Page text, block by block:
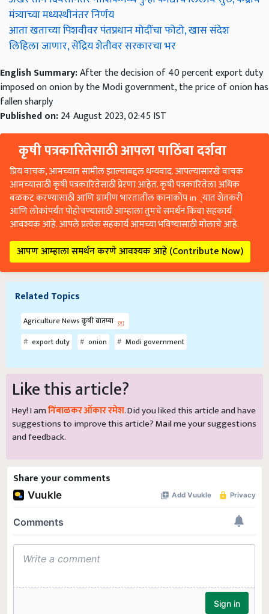
मंत्र्याच्या मध्यस्थीनंतर निर्णय
आता खताच्या पिशवीवर पंतप्रधान मोदींचा फोटो, खास संदेश
लिहिला जाणार, सेंद्रिय शेतीवर सरकारचा भर
English Summary:After the decision of 40 percent export duty
imposed on onion by the Modi government, the price of onion has
fallen sharply
Published on:24 August 2023, 02:45 IST
कृषी पत्रकारितेसाठी आपला पाठिंबा दर्शवा
प्रिय वाचक, आमच्यात सामील झाल्याबद्दल धन्यवाद. आपल्यासारखे वाचक
आमच्यासाठी कृषी पत्रकारितेसाठी प्रेरणा आहेत. कृषी पत्रकारितेला अधिक
बळकट करण्यासाठी आणि ग्रामीण भारतातील कानाकोप in्यात शेतकरी
आणि लोकांपर्यंत पोहोचण्यासाठी आम्हाला तुमचे समर्थन किंवा सहकार्य
आवश्यक आहे. आपले प्रत्येक सहकार्य आमच्या भविष्यासाठी मोलाचे आहे.
आपण आम्हाला समर्थन करणे आवश्यक आहे (Contribute Now)
Related Topics
Agriculture News कृषी बातम्या
export duty
onion Modi government
Like this article?
Hey! I amनिंबाळकर ओंकार रमेश. Did you liked this article and have
suggestions to improve this article?Mailme your suggestions
and feedback.
Share your comments